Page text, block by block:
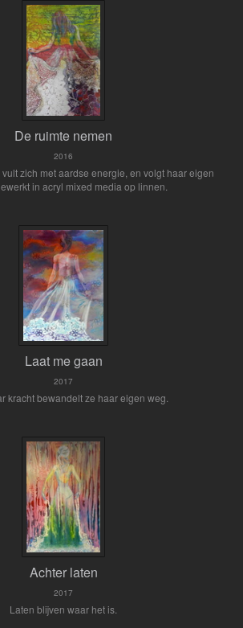
De ruimte nemen
2016
zich met aardse energie, en volgt haar eigen
in acryl mixed media op linnen.
Laat me gaan
2017
kracht bewandelt ze haar eigen weg.
Achter laten
2017
Laten blijven waar het is.